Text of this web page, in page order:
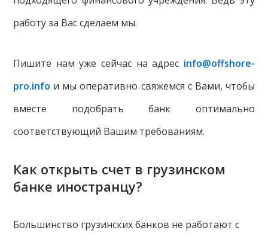
работу за Вас сделаем мы.
Пишите нам уже сейчас на адрес info@offshore-
pro.info и мы оперативно свяжемся с Вами, чтобы
вместе подобрать банк оптимально
соответствующий Вашим требованиям.
Как открыть счет в грузинском
банке иностранцу?
Большинство грузинских банков не работают с